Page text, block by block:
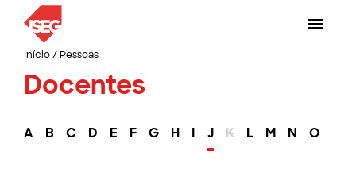
Início/ Pessoas
Docentes
A B C D E F G H I J K L M N O